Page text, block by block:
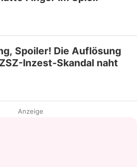
Spoiler! Die Auflösung
Inzest-Skandal naht
Anzeige